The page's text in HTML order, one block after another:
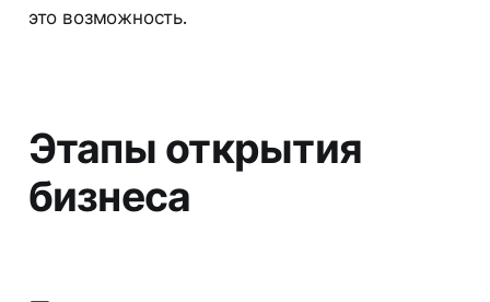
это возможность.
Этапы открытия
бизнеса